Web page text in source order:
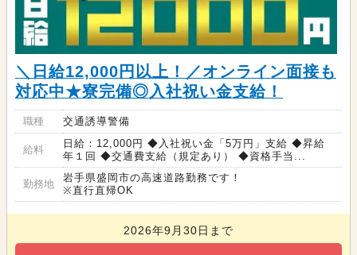
＼日給12,000円以上！／オンライン面接も
対応中★寮完備◎入社祝い金支給！
職種 交通誘導警備
給料
日給：12,000円 ◆入社祝い金「5万円」支給 ◆昇給
年１回 ◆交通費支給（規定あり） ◆資格手当...
勤務地
岩手県盛岡市の高速道路勤務です！
※直行直帰OK
2026年9月30日まで